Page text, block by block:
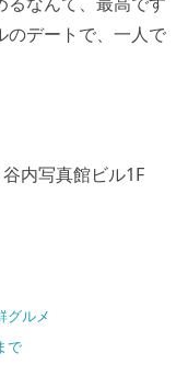
デートで、一人で
内写真館ビル1F
グルメ
で